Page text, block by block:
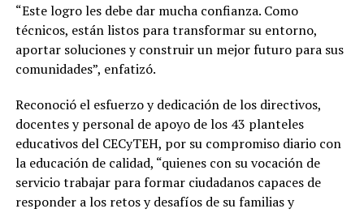
“Este logro les debe dar mucha confianza. Como
técnicos, están listos para transformar su entorno,
aportar soluciones y construir un mejor futuro para sus
comunidades”, enfatizó.
Reconoció el esfuerzo y dedicación de los directivos,
docentes y personal de apoyo de los 43 planteles
educativos del CECyTEH, por su compromiso diario con
la educación de calidad, “quienes con su vocación de
servicio trabajar para formar ciudadanos capaces de
responder a los retos y desafíos de su familias y